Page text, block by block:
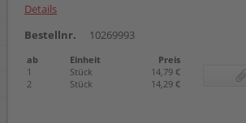
Details
Bestellnr.
10269993
ab Einheit
Preis
1
Stück
14,79 €
2
Stück 14,29 €